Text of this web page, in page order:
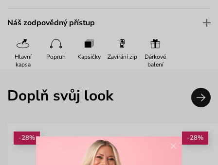
Náš zodpovědný přístup
Hlavní
kapsa
Popruh Kapsičky Zavírání zip
Dárkové
balení
Doplň svůj look
-28% -28%
×